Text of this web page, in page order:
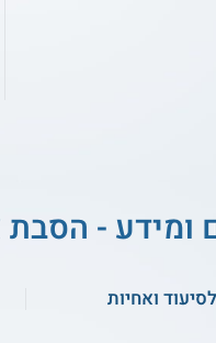
ומידע -
ואחיות